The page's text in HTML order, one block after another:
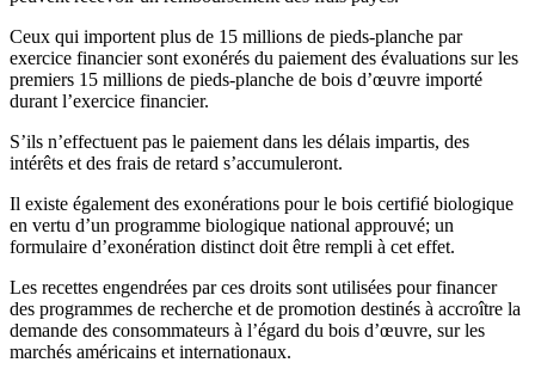
Ceux qui importent plus de 15 millions de pieds-planche par
exercice financier sont exonérés du paiement des évaluations sur les
premiers 15 millions de pieds-planche de bois d’œuvre importé
durant l’exercice financier.
S’ils n’effectuent pas le paiement dans les délais impartis, des
intérêts et des frais de retard s’accumuleront.
Il existe également des exonérations pour le bois certifié biologique
en vertu d’un programme biologique national approuvé; un
formulaire d’exonération distinct doit être rempli à cet effet.
Les recettes engendrées par ces droits sont utilisées pour financer
des programmes de recherche et de promotion destinés à accroître la
demande des consommateurs à l’égard du bois d’œuvre, sur les
marchés américains et internationaux.